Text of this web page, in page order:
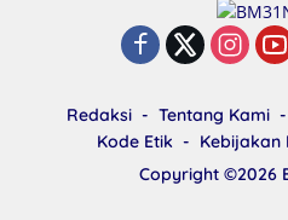
Redaksi Tentang Kami
Kode Etik
Kebijakan
Copyright ©2026